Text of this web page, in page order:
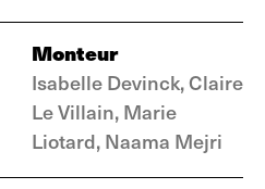
Monteur
Isabelle Devinck, Claire
Le Villain, Marie
Liotard, Naama Mejri